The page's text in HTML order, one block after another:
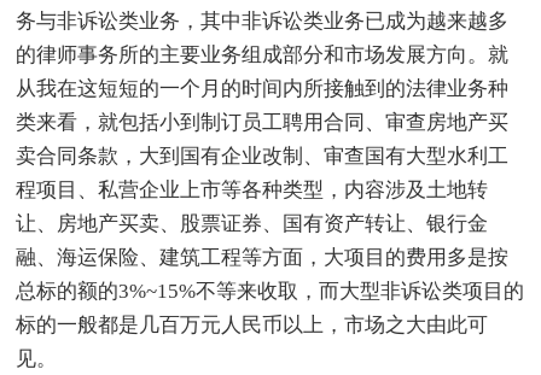
务与非诉讼类业务，其中非诉讼类业务已成为越来越多
的律师事务所的主要业务组成部分和市场发展方向。就
从我在这短短的一个月的时间内所接触到的法律业务种
类来看，就包括小到制订员工聘用合同、审查房地产买
卖合同条款，大到国有企业改制、审查国有大型水利工
程项目、私营企业上市等各种类型，内容涉及土地转
让、房地产买卖、股票证券、国有资产转让、银行金
融、海运保险、建筑工程等方面，大项目的费用多是按
总标的额的3%~15%不等来收取，而大型非诉讼类项目的
标的一般都是几百万元人民币以上，市场之大由此可
见。